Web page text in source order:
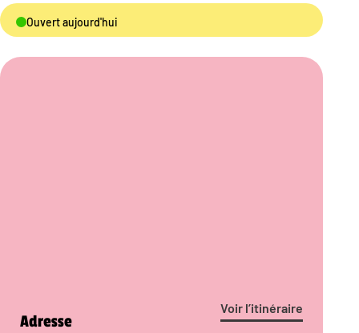
Ouvert aujourd'hui
Voir l’itinéraire
Adresse